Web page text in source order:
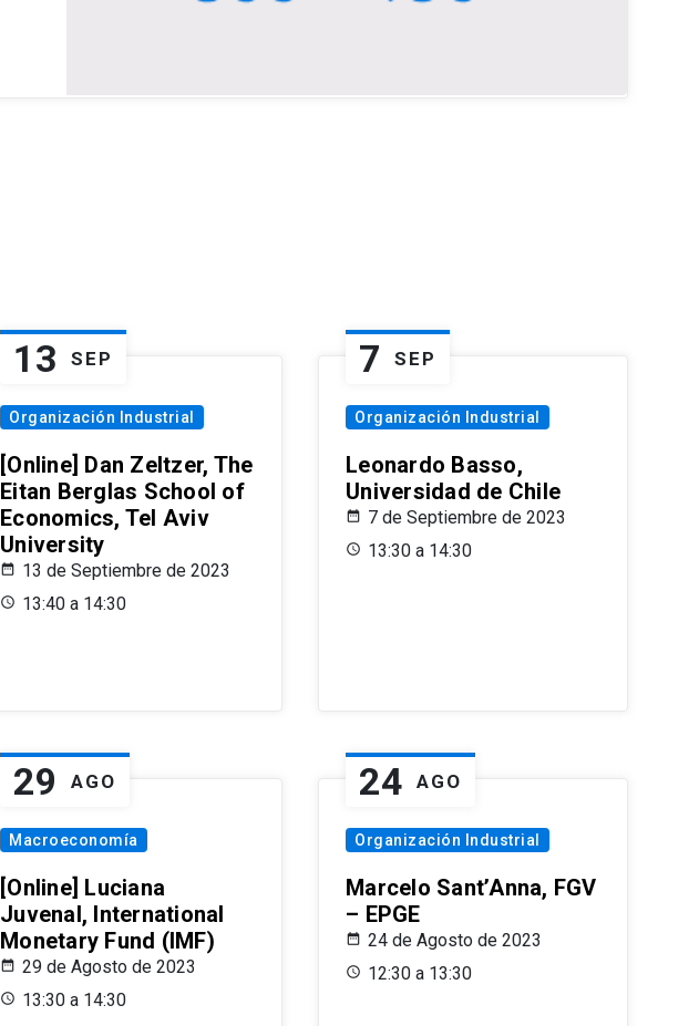
13 SEP
Organización Industrial
[Online] Dan Zeltzer, The
Eitan Berglas School of
Economics, Tel Aviv
University
13 de Septiembre de 2023
13:40 a 14:30
7 SEP
Organización Industrial
Leonardo Basso,
Universidad de Chile
7 de Septiembre de 2023
13:30 a 14:30
29 AGO
Macroeconomía
[Online] Luciana
Juvenal, International
Monetary Fund (IMF)
29 de Agosto de 2023
13:30 a 14:30
24 AGO
Organización Industrial
Marcelo Sant’Anna, FGV
– EPGE
24 de Agosto de 2023
12:30 a 13:30